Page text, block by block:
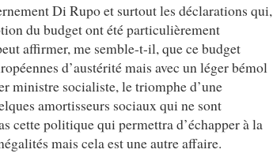
Di Rupo et surtout les déclarations qui,
du budget ont été particulièrement
affirmer, me semble-t-il, que ce budget
d’austérité mais avec un léger bémol
ministre socialiste, le triomphe d’une
amortisseurs sociaux qui ne sont
cette politique qui permettra d’échapper à la
mais cela est une autre affaire.